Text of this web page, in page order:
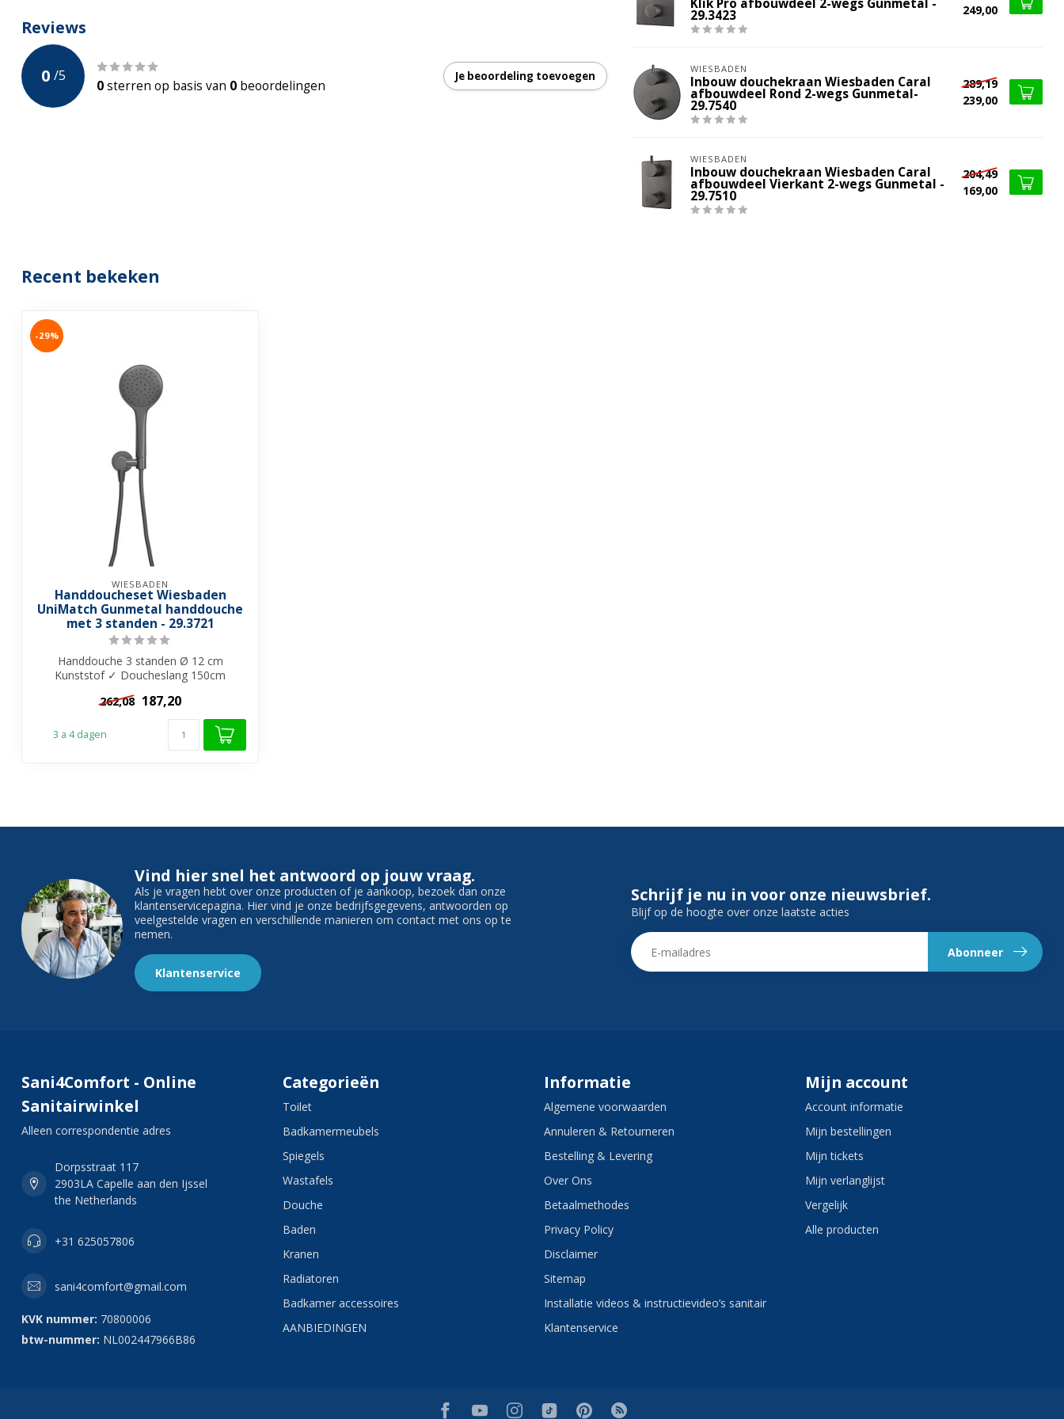
Garantie
Reviews
0 /5
0sterren op basis van 0 beoordelingen
Je beoordeling toevoegen
Klik Pro afbouwdeel 2-wegs Gunmetal -
29.3423
249,00
WIESBADEN
Inbouw douchekraan Wiesbaden Caral
afbouwdeel Rond 2-wegs Gunmetal-
29.7540
289,19
239,00
WIESBADEN
Inbouw douchekraan Wiesbaden Caral
afbouwdeel Vierkant 2-wegs Gunmetal -
29.7510
204,49
169,00
Recent bekeken
-29%
WIESBADEN
Handdoucheset Wiesbaden
UniMatch Gunmetal handdouche
met 3 standen - 29.3721
Handdouche 3 standen Ø 12 cm
Kunststof ✓ Doucheslang 150cm
262,08 187,20
3 a 4 dagen
Vind hier snel het antwoord op jouw vraag.
Als je vragen hebt over onze producten of je aankoop, bezoek dan onze
klantenservicepagina. Hier vind je onze bedrijfsgegevens, antwoorden op
veelgestelde vragen en verschillende manieren om contact met ons op te
nemen.
Klantenservice
Schrijf je nu in voor onze nieuwsbrief.
Blijf op de hoogte over onze laatste acties
Abonneer
Sani4Comfort - Online
Sanitairwinkel
Alleen correspondentie adres
Dorpsstraat 117
2903LA Capelle aan den Ijssel
the Netherlands
+31 625057806
sani4comfort@gmail.com
KVK nummer: 70800006
btw-nummer: NL002447966B86
Categorieën
Toilet
Badkamermeubels
Spiegels
Wastafels
Douche
Baden
Kranen
Radiatoren
Badkamer accessoires
AANBIEDINGEN
Informatie
Algemene voorwaarden
Annuleren & Retourneren
Bestelling & Levering
Over Ons
Betaalmethodes
Privacy Policy
Disclaimer
Sitemap
Installatie videos & instructievideo’s sanitair
Klantenservice
Mijn account
Account informatie
Mijn bestellingen
Mijn tickets
Mijn verlanglijst
Vergelijk
Alle producten